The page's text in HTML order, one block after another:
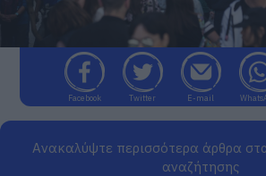
Facebook Twitter E-mail
Ανακαλύψτε περισσότερα άρθρα
αναζήτησης